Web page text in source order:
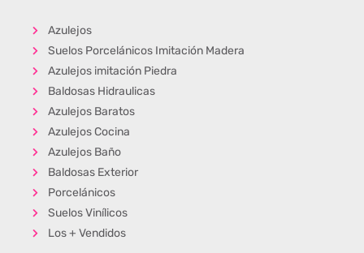
Azulejos
Suelos Porcelánicos Imitación Madera
Azulejos imitación Piedra
Baldosas Hidraulicas
Azulejos Baratos
Azulejos Cocina
Azulejos Baño
Baldosas Exterior
Porcelánicos
Suelos Vinílicos
Los + Vendidos